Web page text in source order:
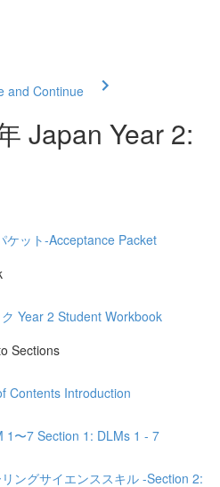
and Continue
Japan Year 2:
ケット‐Acceptance Packet
Year 2 Student Workbook
Sections
Contents Introduction
1〜7 Section 1: DLMs 1 - 7
ングサイエンススキル -Section 2: